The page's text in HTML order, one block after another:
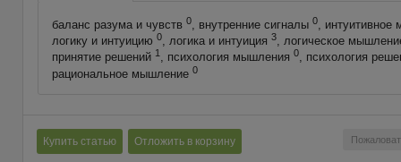
баланс разума и чувств 0, внутренние сигналы 0,
логику и интуицию 0, логика и интуиция 3, логическое
принятие решений 1, психология мышления 0, психология
рациональное мышление 0
Купить статью Отложить в корзину